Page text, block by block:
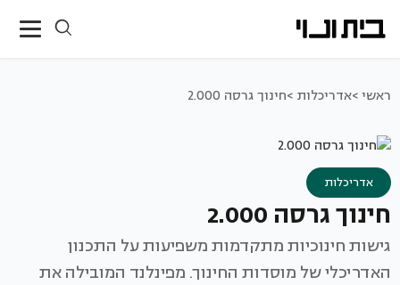
ראשי >אדריכלות >חינוך גרסה 2.000
אדריכלות
חינוך גרסה 2.000
גישות חינוכיות מתקדמות משפיעות על התכנון
האדריכלי של מוסדות החינוך. מפינלנד המובילה את